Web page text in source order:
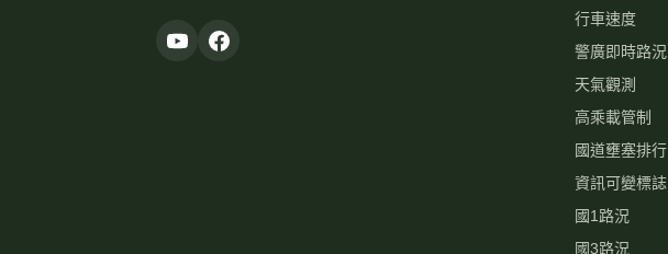
行車速度
警廣即時路況
天氣觀測
高乘載管制
國道壅塞排行
資訊可變標誌
國1路況
國3路況